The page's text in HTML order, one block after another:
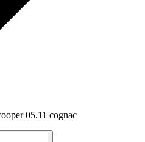
05.11 cognac